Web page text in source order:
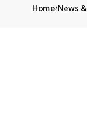
Home/News